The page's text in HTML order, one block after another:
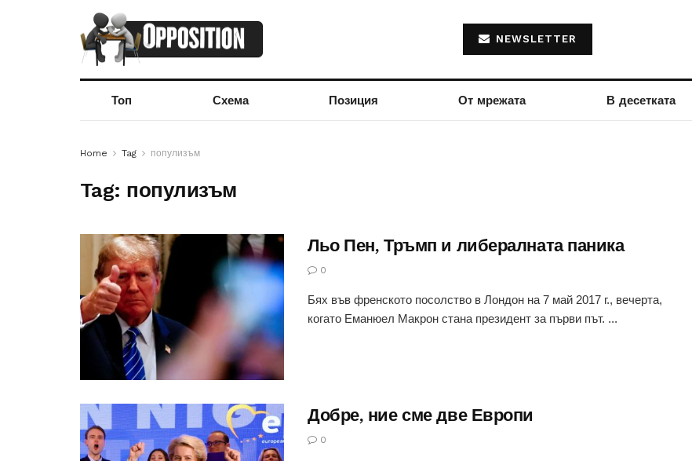
NEWSLETTER
Топ Схема Позиция От мрежата В десетката
Home Tag популизъм
Tag: популизъм
Льо Пен, Тръмп и либералната паника
0
Бях във френското посолство в Лондон на 7 май 2017 г., вечерта,
когато Еманюел Макрон стана президент за първи път. ...
Добре, ние сме две Европи
0